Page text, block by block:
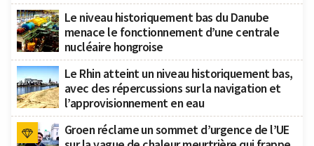
Le niveau historiquement bas du Danube
menace le fonctionnement d’une centrale
nucléaire hongroise
Le Rhin atteint un niveau historiquement bas,
avec des répercussions sur la navigation et
l’approvisionnement en eau
Groen réclame un sommet d’urgence de l’UE